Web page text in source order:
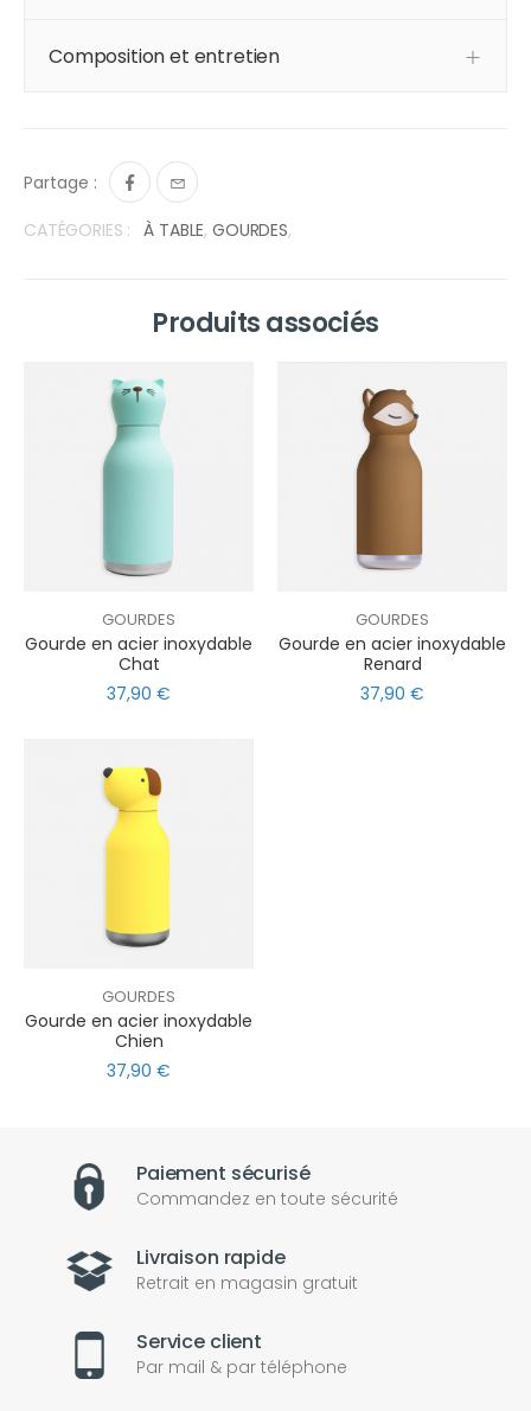
Composition et entretien
Partage :
CATÉGORIES : À TABLE, GOURDES,
Produits associés
GOURDES
Gourde en acier inoxydable
Chat
37,90 €
GOURDES
Gourde en acier inoxydable
Renard
37,90 €
GOURDES
Gourde en acier inoxydable
Chien
37,90 €
Paiement sécurisé
Commandez en toute sécurité
Livraison rapide
Retrait en magasin gratuit
Service client
Par mail & par téléphone